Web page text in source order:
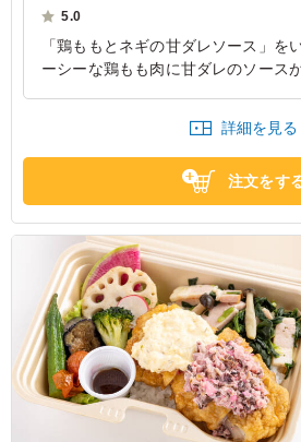
5.0
「鶏ももとネギの甘ダレソース」を
ーシーな鶏もも肉に甘ダレのソース
東京都
詳細を見る
注文をす